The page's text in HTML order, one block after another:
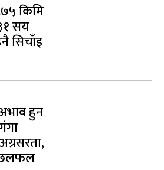
किमि
सय
सिचाँइ
हुन
छलफल